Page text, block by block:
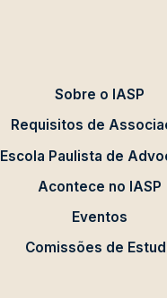
Sobre o IASP
Requisitos de
Escola Paulista de
Acontece no IASP
Eventos
Comissões de